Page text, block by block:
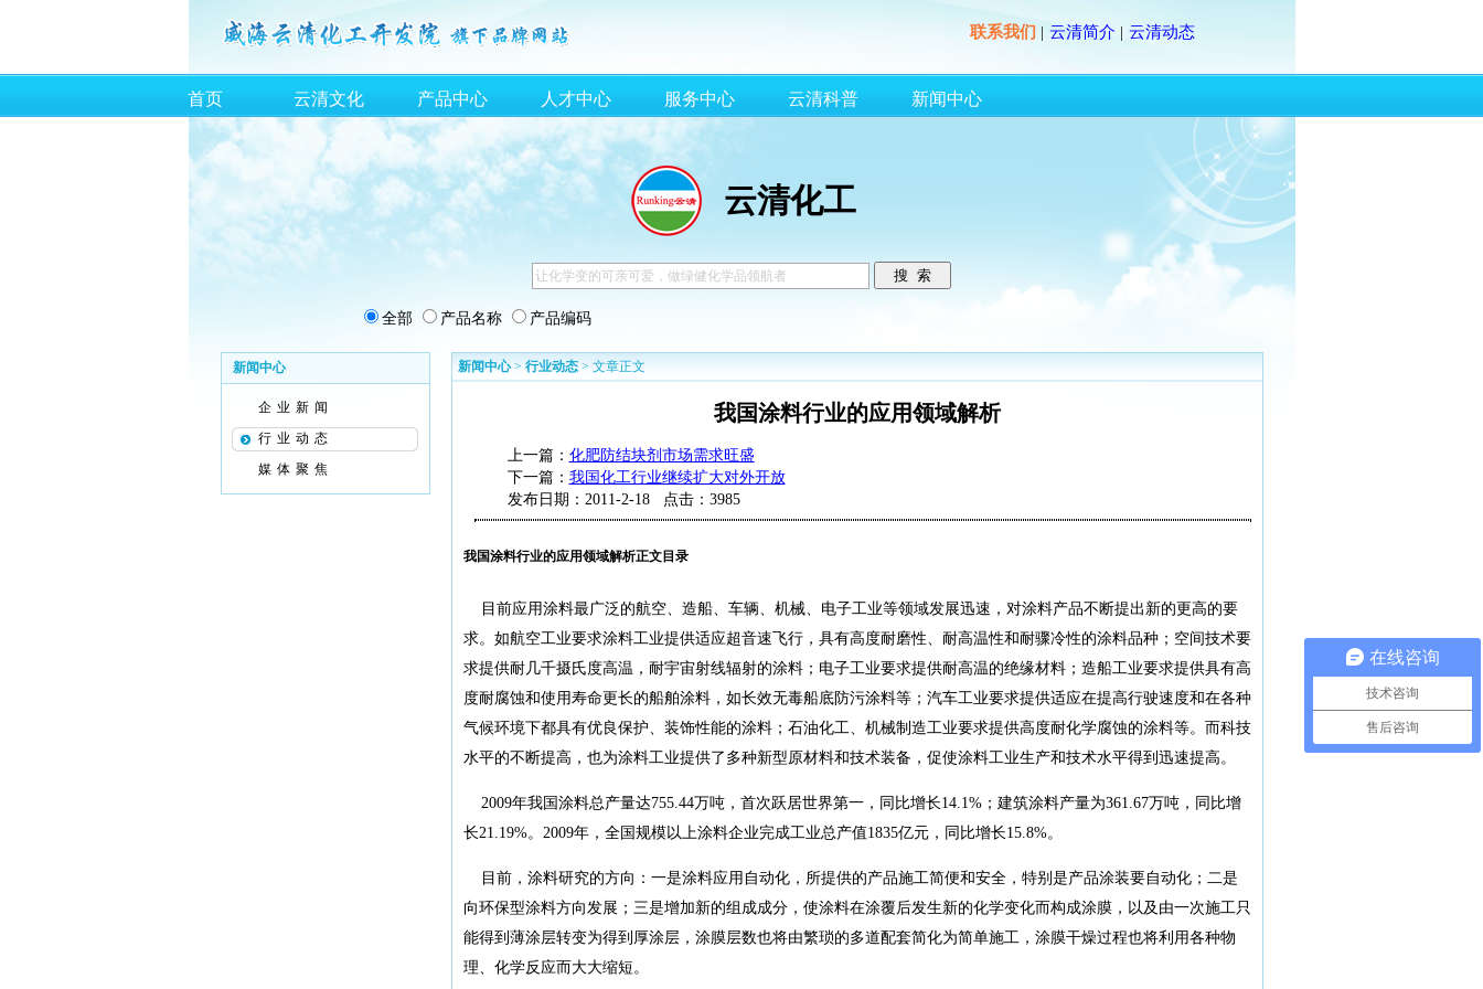
联系我们 云清简介 云清动态
首页 云清文化 产品中心 人才中心 服务中心 云清科普 新闻中心
云清化工
全部 产品名称 产品编码
新闻中心
企业新闻
行业动态
媒体聚焦
新闻中心> 行业动态> 文章正文
我国涂料行业的应用领域解析
上一篇： 化肥防结块剂市场需求旺盛
下一篇： 我国化工行业继续扩大对外开放
发布日期：2011-2-18 点击：3985
我国涂料行业的应用领域解析正文目录
目前应用涂料最广泛的航空、造船、车辆、机械、电子工业等领域发展迅速，对涂料产品不断提出新的更高的要
求。如航空工业要求涂料工业提供适应超音速飞行，具有高度耐磨性、耐高温性和耐骤冷性的涂料品种；空间技术要
求提供耐几千摄氏度高温，耐宇宙射线辐射的涂料；电子工业要求提供耐高温的绝缘材料；造船工业要求提供具有高
度耐腐蚀和使用寿命更长的船舶涂料，如长效无毒船底防污涂料等；汽车工业要求提供适应在提高行驶速度和在各种
气候环境下都具有优良保护、装饰性能的涂料；石油化工、机械制造工业要求提供高度耐化学腐蚀的涂料等。而科技
水平的不断提高，也为涂料工业提供了多种新型原材料和技术装备，促使涂料工业生产和技术水平得到迅速提高。
2009年我国涂料总产量达755.44万吨，首次跃居世界第一，同比增长14.1%；建筑涂料产量为361.67万吨，同比增
长21.19%。2009年，全国规模以上涂料企业完成工业总产值1835亿元，同比增长15.8%。
目前，涂料研究的方向：一是涂料应用自动化，所提供的产品施工简便和安全，特别是产品涂装要自动化；二是
向环保型涂料方向发展；三是增加新的组成成分，使涂料在涂覆后发生新的化学变化而构成涂膜，以及由一次施工只
能得到薄涂层转变为得到厚涂层，涂膜层数也将由繁琐的多道配套简化为简单施工，涂膜干燥过程也将利用各种物
理、化学反应而大大缩短。
在线咨询
技术咨询
售后咨询